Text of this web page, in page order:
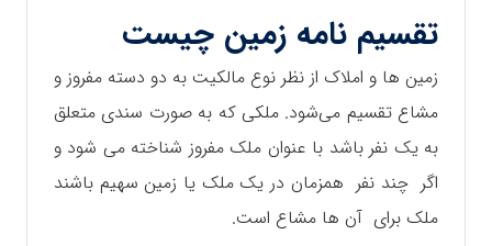
تقسیم نامه زمین چیست
زمین ها و املاک از نظر نوع مالکیت به دو دسته مفروز و
مشاع تقسیم می‌شود. ملکی که به صورت سندی متعلق
به یک نفر باشد با عنوان ملک مفروز شناخته می شود و
اگر چند نفر همزمان در یک ملک یا زمین سهیم باشند
ملک برای آن ها مشاع است.